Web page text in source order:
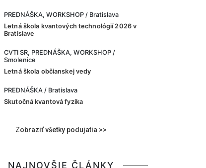
PREDNÁŠKA, WORKSHOP / Bratislava
Letná škola kvantových technológií 2026 v
Bratislave
CVTI SR, PREDNÁŠKA, WORKSHOP /
Smolenice
Letná škola občianskej vedy
PREDNÁŠKA / Bratislava
Skutočná kvantová fyzika
Zobraziť všetky podujatia >>
NAJNOVŠIE ČLÁNKY